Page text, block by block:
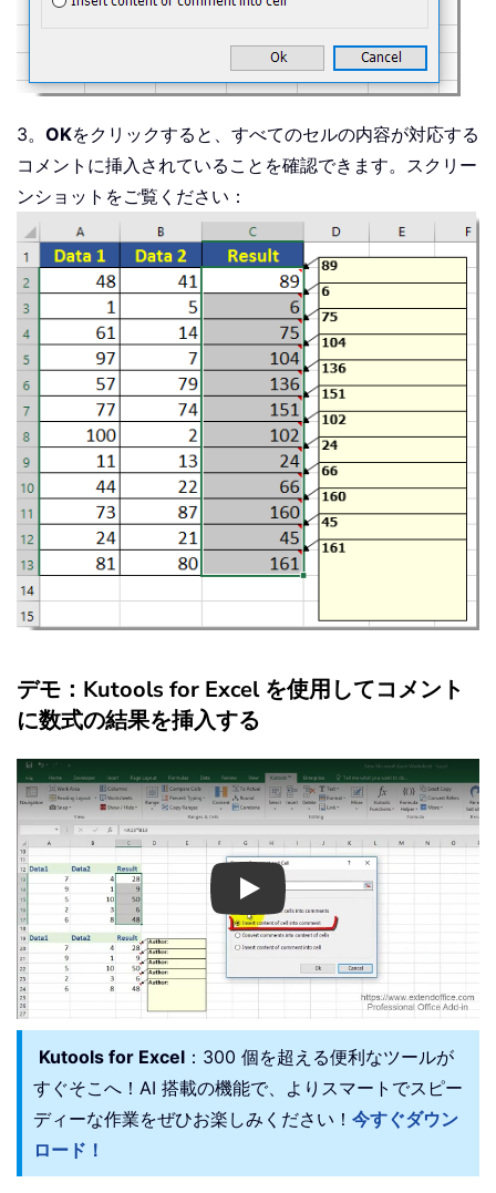
3。 OKをクリックすると、すべてのセルの内容が対応する
コメントに挿入されていることを確認できます。スクリー
ンショットをご覧ください：
デモ：Kutools for Excel を使用してコメント
に数式の結果を挿入する
Play
Kutools for Excel ：300 個を超える便利なツールが
すぐそこへ！AI 搭載の機能で、よりスマートでスピー
ディーな作業をぜひお楽しみください！ 今すぐダウン
ロード！